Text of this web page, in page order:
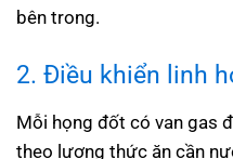
bên trong.
2. Điều khiển linh
Mỗi họng đốt có van gas
theo lượng thức ăn cần